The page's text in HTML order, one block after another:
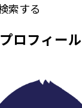
プロフィール